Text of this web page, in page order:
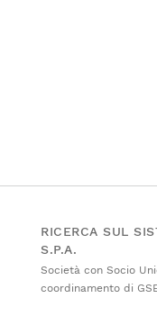
RICERCA SUL
S.P.A.
Società con Socio
coordinamento di